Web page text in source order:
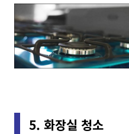
5. 화장실 청소